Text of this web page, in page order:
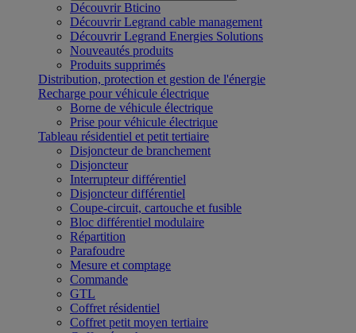
Découvrir Bticino
Découvrir Legrand cable management
Découvrir Legrand Energies Solutions
Nouveautés produits
Produits supprimés
Distribution, protection et gestion de l'énergie
Recharge pour véhicule électrique
Borne de véhicule électrique
Prise pour véhicule électrique
Tableau résidentiel et petit tertiaire
Disjoncteur de branchement
Disjoncteur
Interrupteur différentiel
Disjoncteur différentiel
Coupe-circuit, cartouche et fusible
Bloc différentiel modulaire
Répartition
Parafoudre
Mesure et comptage
Commande
GTL
Coffret résidentiel
Coffret petit moyen tertiaire